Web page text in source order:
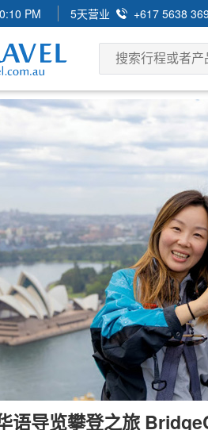
PM 5天营业 +617 5638
语导览攀登之旅